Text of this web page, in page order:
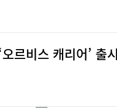
르비스 캐리어’ 출시